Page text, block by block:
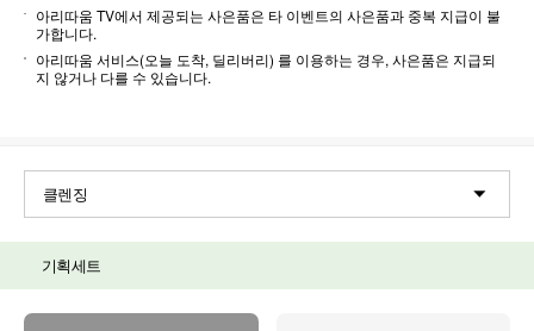
아리따움 TV에서 제공되는 사은품은 타 이벤트의 사은품과 중복 지급이 불
가합니다.
아리따움 서비스(오늘 도착, 딜리버리) 를 이용하는 경우, 사은품은 지급되
지 않거나 다를 수 있습니다.
클렌징
기획세트